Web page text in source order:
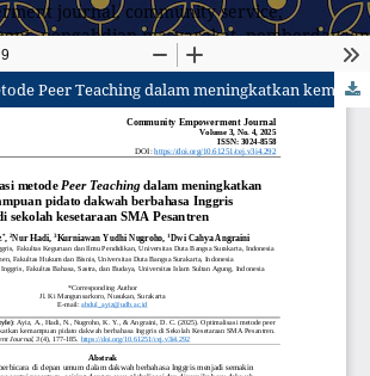
journal, community service,
pengabdian masyarakat, pemberdayaan
Optimalisasi metode Peer Teaching dalam meningkatkan kemampuan pidato dakwah berbahasa Inggris di sekolah kesetaraan SMA Pesantren